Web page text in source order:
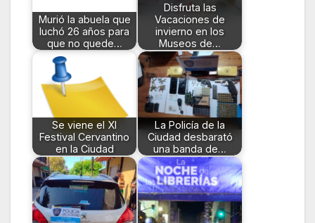
Murió la abuela que
luchó 26 años para
que no quede…
Disfruta las
Vacaciones de
invierno en los
Museos de…
Se viene el XI
Festival Cervantino
en la Ciudad
La Policía de la
Ciudad desbarató
una banda de…